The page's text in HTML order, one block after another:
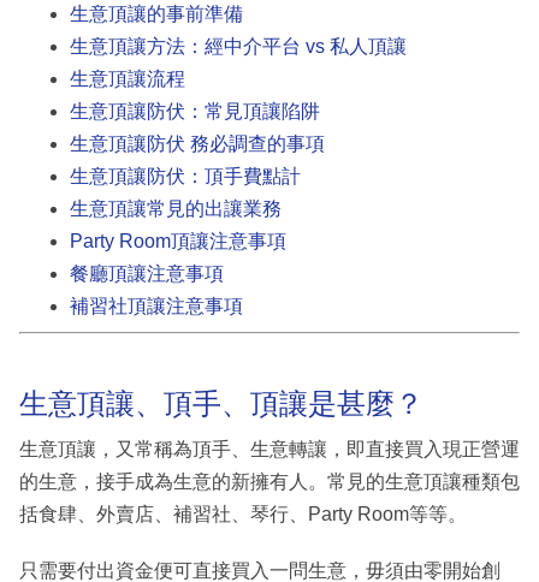
生意頂讓的事前準備
生意頂讓方法：經中介平台 vs 私人頂讓
生意頂讓流程
生意頂讓防伏：常見頂讓陷阱
生意頂讓防伏 務必調查的事項
生意頂讓防伏：頂手費點計
生意頂讓常見的出讓業務
Party Room頂讓注意事項
餐廳頂讓注意事項
補習社頂讓注意事項
生意頂讓、頂手、頂讓是甚麼？
生意頂讓，又常稱為頂手、生意轉讓，即直接買入現正營運
的生意，接手成為生意的新擁有人。常見的生意頂讓種類包
括食肆、外賣店、補習社、琴行、Party Room等等。
只需要付出資金便可直接買入一問生意，毋須由零開始創